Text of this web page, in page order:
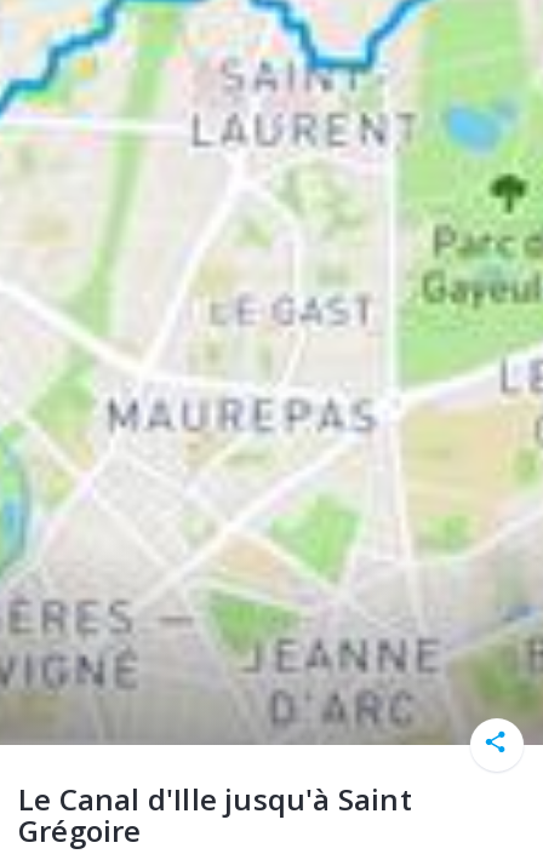
Le Canal d'Ille jusqu'à Saint
Grégoire